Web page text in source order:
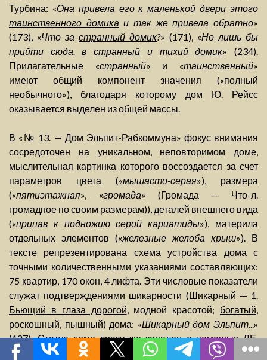
Турбина: «Она привела его к маленькой двери этого
таинственного домика и так же привела обратно»
(173), «Что за странный домик?» (171), «Но лишь бы
прийти сюда, встранный и тихийдомик» (234).
Прилагательные «странный» и «таинственный»
имеют общий компонент значения («полный
необычного»), благодаря которому дом Ю. Рейсс
оказывается выделен из общей массы.
В «№ 13. — Дом Эльпит-Рабкоммуна» фокус внимания
сосредоточен на уникальном, неповторимом доме,
мыслительная картинка которого воссоздается за счет
параметров цвета («мышасто-серая»), размера
(«пятиэтажная», «громада» (Громада — Что-л.
громадное по своим размерам)), деталей внешнего вида
(«припав к подножию серой кариатиды»), материла
отдельных элементов («железные желоба крыш»). В
тексте репрезентирована схема устройства дома с
точными количественными указаниями составляющих:
75 квартир, 170 окон, 4 лифта. Эти числовые показатели
служат подтверждениями шикарности (Шикарный — 1.
Бьющий в глаза дорогой, модной красотой; богатый,
роскошный, пышный) дома: «Шикарный дом Эльпит...»
(127). Статус дома сразу же заявлен с помощью ЛЕ,
эксплицирующих сему «прославленный»: «
известный»,